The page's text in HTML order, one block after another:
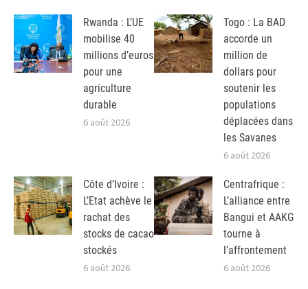
Rwanda : L’UE
mobilise 40
millions d’euros
pour une
agriculture
durable
6 août 2026
Togo : La BAD
accorde un
million de
dollars pour
soutenir les
populations
déplacées dans
les Savanes
6 août 2026
Côte d’Ivoire :
L’Etat achève le
rachat des
stocks de cacao
stockés
6 août 2026
Centrafrique :
L’alliance entre
Bangui et AAKG
tourne à
l’affrontement
6 août 2026